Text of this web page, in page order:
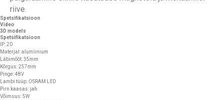
riive.
Spetsifikatsioon
Video
3D models
Spetsifikatsioon
IP: 20
Materjal: alumiinium
Läbimõõt: 35mm
Kõrgus: 257mm
Pinge: 48V
Lambi tüüp: OSRAM LED
Pirn kaasas: jah
Võimsus: 5W